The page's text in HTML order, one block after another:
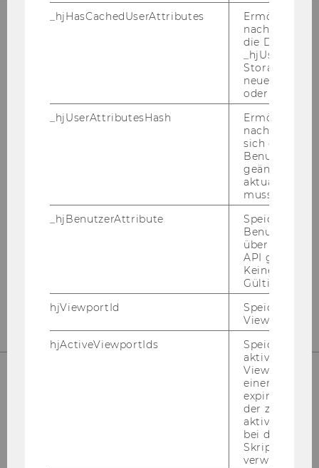
LAUFEND INFORMIERT BLEIBEN!
_hjHasCachedUserAttributes
Ermöglicht
die Daten in
Storage auf
neuesten
oder nicht.
_hjUserAttributesHash
Ermöglicht
sich ein
geändert hat
aktualisiert
muss.
_hjBenutzerAttribute
Speichert
über die
API gesendet
Keine
hjViewportId
Speichert
Viewport-
hjActiveViewportIds
Speichert die
aktiven
Viewports.
einen
der zur
aktiver
bei der
verwendet